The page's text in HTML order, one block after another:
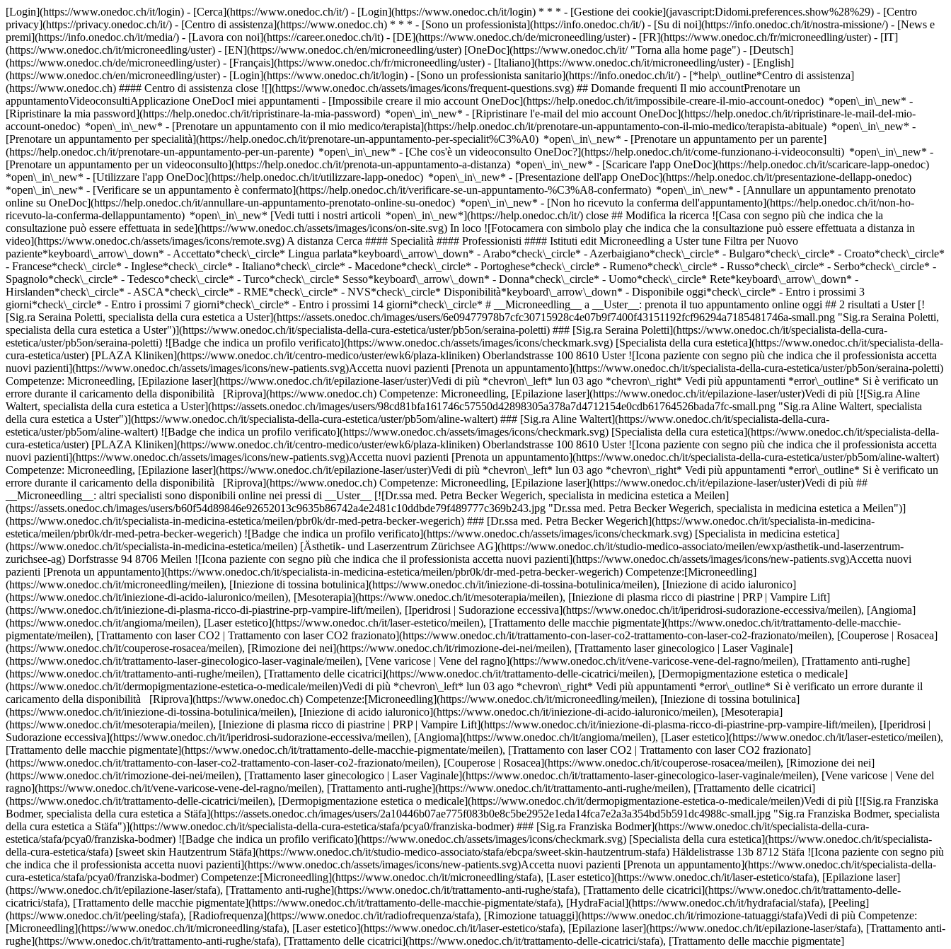
[Login](https://www.onedoc.ch/it/login) - [Cerca](https://www.onedoc.ch/it/) - [Login](https://www.onedoc.ch/it/login) * * * - [Gestione dei cookie](javascript:Didomi.preferences.show%28%29) - [Centro
privacy](https://privacy.onedoc.ch/it/) - [Centro di assistenza](https://www.onedoc.ch) * * * - [Sono un professionista](https://info.onedoc.ch/it/) - [Su di noi](https://info.onedoc.ch/it/nostra-missione/) - [News e
premi](https://info.onedoc.ch/it/media/) - [Lavora con noi](https://career.onedoc.ch/it) - [DE](https://www.onedoc.ch/de/microneedling/uster) - [FR](https://www.onedoc.ch/fr/microneedling/uster) - [IT]
(https://www.onedoc.ch/it/microneedling/uster) - [EN](https://www.onedoc.ch/en/microneedling/uster) [OneDoc](https://www.onedoc.ch/it/ "Torna alla home page") - [Deutsch]
(https://www.onedoc.ch/de/microneedling/uster) - [Français](https://www.onedoc.ch/fr/microneedling/uster) - [Italiano](https://www.onedoc.ch/it/microneedling/uster) - [English]
(https://www.onedoc.ch/en/microneedling/uster) - [Login](https://www.onedoc.ch/it/login) - [Sono un professionista sanitario](https://info.onedoc.ch/it/) - [*help\_outline*Centro di assistenza]
(https://www.onedoc.ch) #### Centro di assistenza close ![](https://www.onedoc.ch/assets/images/icons/frequent-questions.svg) ## Domande frequenti Il mio accountPrenotare un
appuntamentoVideoconsultiApplicazione OneDocI miei appuntamenti - [Impossibile creare il mio account OneDoc](https://help.onedoc.ch/it/impossibile-creare-il-mio-account-onedoc) *open\_in\_new* -
[Ripristinare la mia password](https://help.onedoc.ch/it/ripristinare-la-mia-password) *open\_in\_new* - [Ripristinare l'e-mail del mio account OneDoc](https://help.onedoc.ch/it/ripristinare-le-mail-del-mio-
account-onedoc) *open\_in\_new* - [Prenotare un appuntamento con il mio medico/terapista](https://help.onedoc.ch/it/prenotare-un-appuntamento-con-il-mio-medico/terapista-abituale) *open\_in\_new* -
[Prenotare un appuntamento per specialità](https://help.onedoc.ch/it/prenotare-un-appuntamento-per-specialit%C3%A0) *open\_in\_new* - [Prenotare un appuntamento per un parente]
(https://help.onedoc.ch/it/prenotare-un-appuntamento-per-un-parente) *open\_in\_new* - [Che cos'è un videoconsulto OneDoc?](https://help.onedoc.ch/it/come-funzionano-i-videoconsulti) *open\_in\_new* -
[Prenotare un appuntamento per un videoconsulto](https://help.onedoc.ch/it/prenota-un-appuntamento-a-distanza) *open\_in\_new* - [Scaricare l'app OneDoc](https://help.onedoc.ch/it/scaricare-lapp-onedoc)
*open\_in\_new* - [Utilizzare l'app OneDoc](https://help.onedoc.ch/it/utilizzare-lapp-onedoc) *open\_in\_new* - [Presentazione dell'app OneDoc](https://help.onedoc.ch/it/presentazione-dellapp-onedoc)
*open\_in\_new* - [Verificare se un appuntamento è confermato](https://help.onedoc.ch/it/verificare-se-un-appuntamento-%C3%A8-confermato) *open\_in\_new* - [Annullare un appuntamento prenotato online su OneDoc](https://help.onedoc.ch/it/annullare-un-appuntamento-prenotato-online-su-onedoc) *open\_in\_new* - [Non ho ricevuto la conferma dell'appuntamento](https://help.onedoc.ch/it/non-ho-ricevuto-la-conferma-dellappuntamento) *open\_in\_new* [Vedi tutti i nostri articoli *open\_in\_new*](https://help.onedoc.ch/it/) close ## Modifica la ricerca ![Casa con segno più che indica che la consultazione può essere effettuata in sede](https://www.onedoc.ch/assets/images/icons/on-site.svg) In loco ![Fotocamera con simbolo play che indica che la consultazione può essere effettuata a distanza in video](https://www.onedoc.ch/assets/images/icons/remote.svg) A distanza Cerca #### Specialità #### Professionisti #### Istituti edit Microneedling a Uster tune Filtra per Nuovo paziente*keyboard\_arrow\_down* - Accettato*check\_circle* Lingua parlata*keyboard\_arrow\_down* - Arabo*check\_circle* - Azerbaigiano*check\_circle* - Bulgaro*check\_circle* - Croato*check\_circle* - Francese*check\_circle* - Inglese*check\_circle* - Italiano*check\_circle* - Macedone*check\_circle* - Portoghese*check\_circle* - Rumeno*check\_circle* - Russo*check\_circle* - Serbo*check\_circle* - Spagnolo*check\_circle* - Tedesco*check\_circle* - Turco*check\_circle* Sesso*keyboard\_arrow\_down* - Donna*check\_circle* - Uomo*check\_circle* Rete*keyboard\_arrow\_down* - Hirslanden*check\_circle* - ASCA*check\_circle* - RME*check\_circle* - NVS*check\_circle* Disponibilità*keyboard\_arrow\_down* - Disponibile oggi*check\_circle* - Entro i prossimi 3 giorni*check\_circle* - Entro i prossimi 7 giorni*check\_circle* - Entro i prossimi 14 giorni*check\_circle* # __Microneedling__ a __Uster__: prenota il tuo appuntamento online oggi ## 2 risultati a Uster [![Sig.ra Seraina Poletti, specialista della cura estetica a Uster](https://assets.onedoc.ch/images/users/6e09477978b7cfc30715928c4e07b9f7400f43151192fcf96294a7185481746a-small.png "Sig.ra Seraina Poletti, specialista della cura estetica a Uster")](https://www.onedoc.ch/it/specialista-della-cura-estetica/uster/pb5on/seraina-poletti) ### [Sig.ra Seraina Poletti](https://www.onedoc.ch/it/specialista-della-cura-estetica/uster/pb5on/seraina-poletti) ![Badge che indica un profilo verificato](https://www.onedoc.ch/assets/images/icons/checkmark.svg) [Specialista della cura estetica](https://www.onedoc.ch/it/specialista-della-cura-estetica/uster) [PLAZA Kliniken](https://www.onedoc.ch/it/centro-medico/uster/ewk6/plaza-kliniken) Oberlandstrasse 100 8610 Uster ![Icona paziente con segno più che indica che il professionista accetta nuovi pazienti](https://www.onedoc.ch/assets/images/icons/new-patients.svg)Accetta nuovi pazienti [Prenota un appuntamento](https://www.onedoc.ch/it/specialista-della-cura-estetica/uster/pb5on/seraina-poletti) Competenze: Microneedling, [Epilazione laser](https://www.onedoc.ch/it/epilazione-laser/uster)Vedi di più *chevron\_left* lun 03 ago *chevron\_right* Vedi più appuntamenti *error\_outline* Si è verificato un errore durante il caricamento della disponibilità [Riprova](https://www.onedoc.ch) Competenze: Microneedling, [Epilazione laser](https://www.onedoc.ch/it/epilazione-laser/uster)Vedi di più [![Sig.ra Aline Waltert, specialista della cura estetica a Uster](https://assets.onedoc.ch/images/users/98cd81bfa161746c57550d42898305a378a7d4712154e0cdb61764526bada7fc-small.png "Sig.ra Aline Waltert, specialista della cura estetica a Uster")](https://www.onedoc.ch/it/specialista-della-cura-estetica/uster/pb5om/aline-waltert) ### [Sig.ra Aline Waltert](https://www.onedoc.ch/it/specialista-della-cura-estetica/uster/pb5om/aline-waltert) ![Badge che indica un profilo verificato](https://www.onedoc.ch/assets/images/icons/checkmark.svg) [Specialista della cura estetica](https://www.onedoc.ch/it/specialista-della-cura-estetica/uster) [PLAZA Kliniken](https://www.onedoc.ch/it/centro-medico/uster/ewk6/plaza-kliniken) Oberlandstrasse 100 8610 Uster ![Icona paziente con segno più che indica che il professionista accetta nuovi pazienti](https://www.onedoc.ch/assets/images/icons/new-patients.svg)Accetta nuovi pazienti [Prenota un appuntamento](https://www.onedoc.ch/it/specialista-della-cura-estetica/uster/pb5om/aline-waltert) Competenze: Microneedling, [Epilazione laser](https://www.onedoc.ch/it/epilazione-laser/uster)Vedi di più *chevron\_left* lun 03 ago *chevron\_right* Vedi più appuntamenti *error\_outline* Si è verificato un errore durante il caricamento della disponibilità [Riprova](https://www.onedoc.ch) Competenze: Microneedling, [Epilazione laser](https://www.onedoc.ch/it/epilazione-laser/uster)Vedi di più ## __Microneedling__: altri specialisti sono disponibili online nei pressi di __Uster__ [![Dr.ssa med. Petra Becker Wegerich, specialista in medicina estetica a Meilen](https://assets.onedoc.ch/images/users/b60f54d89846e92652013c9635b86742a4e2481c10ddbde79f489777c369b243.jpg "Dr.ssa med. Petra Becker Wegerich, specialista in medicina estetica a Meilen")](https://www.onedoc.ch/it/specialista-in-medicina-estetica/meilen/pbr0k/dr-med-petra-becker-wegerich) ### [Dr.ssa med. Petra Becker Wegerich](https://www.onedoc.ch/it/specialista-in-medicina-estetica/meilen/pbr0k/dr-med-petra-becker-wegerich) ![Badge che indica un profilo verificato](https://www.onedoc.ch/assets/images/icons/checkmark.svg) [Specialista in medicina estetica](https://www.onedoc.ch/it/specialista-in-medicina-estetica/meilen) [Ästhetik- und Laserzentrum Zürichsee AG](https://www.onedoc.ch/it/studio-medico-associato/meilen/ewxp/asthetik-und-laserzentrum-zurichsee-ag) Dorfstrasse 94 8706 Meilen ![Icona paziente con segno più che indica che il professionista accetta nuovi pazienti](https://www.onedoc.ch/assets/images/icons/new-patients.svg)Accetta nuovi pazienti [Prenota un appuntamento](https://www.onedoc.ch/it/specialista-in-medicina-estetica/meilen/pbr0k/dr-med-petra-becker-wegerich) Competenze:[Microneedling](https://www.onedoc.ch/it/microneedling/meilen), [Iniezione di tossina botulinica](https://www.onedoc.ch/it/iniezione-di-tossina-botulinica/meilen), [Iniezione di acido ialuronico](https://www.onedoc.ch/it/iniezione-di-acido-ialuronico/meilen), [Mesoterapia](https://www.onedoc.ch/it/mesoterapia/meilen), [Iniezione di plasma ricco di piastrine | PRP | Vampire Lift](https://www.onedoc.ch/it/iniezione-di-plasma-ricco-di-piastrine-prp-vampire-lift/meilen), [Iperidrosi | Sudorazione eccessiva](https://www.onedoc.ch/it/iperidrosi-sudorazione-eccessiva/meilen), [Angioma](https://www.onedoc.ch/it/angioma/meilen), [Laser estetico](https://www.onedoc.ch/it/laser-estetico/meilen), [Trattamento delle macchie pigmentate](https://www.onedoc.ch/it/trattamento-delle-macchie-pigmentate/meilen), [Trattamento con laser CO2 | Trattamento con laser CO2 frazionato](https://www.onedoc.ch/it/trattamento-con-laser-co2-trattamento-con-laser-co2-frazionato/meilen), [Couperose | Rosacea](https://www.onedoc.ch/it/couperose-rosacea/meilen), [Rimozione dei nei](https://www.onedoc.ch/it/rimozione-dei-nei/meilen), [Trattamento laser ginecologico | Laser Vaginale](https://www.onedoc.ch/it/trattamento-laser-ginecologico-laser-vaginale/meilen), [Vene varicose | Vene del ragno](https://www.onedoc.ch/it/vene-varicose-vene-del-ragno/meilen), [Trattamento anti-rughe](https://www.onedoc.ch/it/trattamento-anti-rughe/meilen), [Trattamento delle cicatrici](https://www.onedoc.ch/it/trattamento-delle-cicatrici/meilen), [Dermopigmentazione estetica o medicale](https://www.onedoc.ch/it/dermopigmentazione-estetica-o-medicale/meilen)Vedi di più *chevron\_left* lun 03 ago *chevron\_right* Vedi più appuntamenti *error\_outline* Si è verificato un errore durante il caricamento della disponibilità [Riprova](https://www.onedoc.ch) Competenze:[Microneedling](https://www.onedoc.ch/it/microneedling/meilen), [Iniezione di tossina botulinica](https://www.onedoc.ch/it/iniezione-di-tossina-botulinica/meilen), [Iniezione di acido ialuronico](https://www.onedoc.ch/it/iniezione-di-acido-ialuronico/meilen), [Mesoterapia](https://www.onedoc.ch/it/mesoterapia/meilen), [Iniezione di plasma ricco di piastrine | PRP | Vampire Lift](https://www.onedoc.ch/it/iniezione-di-plasma-ricco-di-piastrine-prp-vampire-lift/meilen), [Iperidrosi | Sudorazione eccessiva](https://www.onedoc.ch/it/iperidrosi-sudorazione-eccessiva/meilen), [Angioma](https://www.onedoc.ch/it/angioma/meilen), [Laser estetico](https://www.onedoc.ch/it/laser-estetico/meilen), [Trattamento delle macchie pigmentate](https://www.onedoc.ch/it/trattamento-delle-macchie-pigmentate/meilen), [Trattamento con laser CO2 | Trattamento con laser CO2 frazionato](https://www.onedoc.ch/it/trattamento-con-laser-co2-trattamento-con-laser-co2-frazionato/meilen), [Couperose | Rosacea](https://www.onedoc.ch/it/couperose-rosacea/meilen), [Rimozione dei nei](https://www.onedoc.ch/it/rimozione-dei-nei/meilen), [Trattamento laser ginecologico | Laser Vaginale](https://www.onedoc.ch/it/trattamento-laser-ginecologico-laser-vaginale/meilen), [Vene varicose | Vene del ragno](https://www.onedoc.ch/it/vene-varicose-vene-del-ragno/meilen), [Trattamento anti-rughe](https://www.onedoc.ch/it/trattamento-anti-rughe/meilen), [Trattamento delle cicatrici](https://www.onedoc.ch/it/trattamento-delle-cicatrici/meilen), [Dermopigmentazione estetica o medicale](https://www.onedoc.ch/it/dermopigmentazione-estetica-o-medicale/meilen)Vedi di più [![Sig.ra Franziska Bodmer, specialista della cura estetica a Stäfa](https://assets.onedoc.ch/images/users/2a10446b07ae775f083b0e8c5be2952e1eda14fca7e2a3a354bd5b591dc4988c-small.jpg "Sig.ra Franziska Bodmer, specialista della cura estetica a Stäfa")](https://www.onedoc.ch/it/specialista-della-cura-estetica/stafa/pcya0/franziska-bodmer) ### [Sig.ra Franziska Bodmer](h